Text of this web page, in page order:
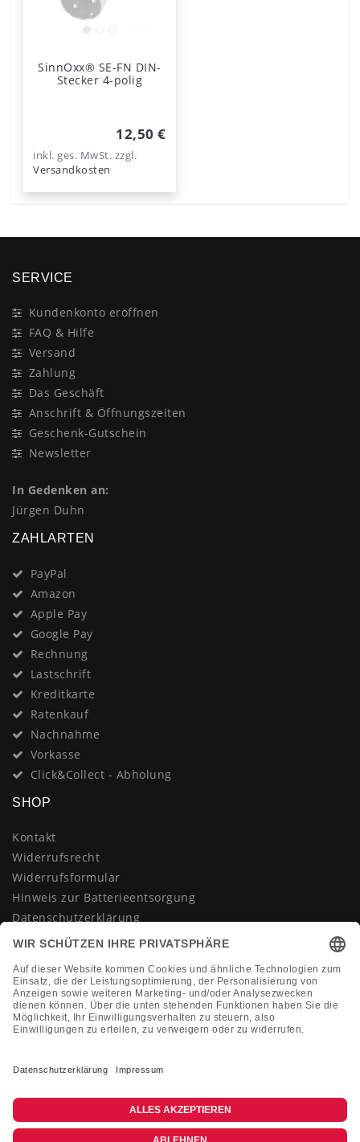
SinnOxx® SE-FN DIN-
Stecker 4-polig
12,50 €
inkl. ges. MwSt. zzgl.
Versandkosten
SERVICE
Kundenkonto eröffnen
FAQ & Hilfe
Versand
Zahlung
Das Geschäft
Anschrift & Öffnungszeiten
Geschenk-Gutschein
Newsletter
In Gedenken an:
Jürgen Duhn
ZAHLARTEN
PayPal
Amazon
Apple Pay
Google Pay
Rechnung
Lastschrift
Kreditkarte
Ratenkauf
Nachnahme
Vorkasse
Click&Collect - Abholung
SHOP
Kontakt
Widerrufsrecht
Widerrufsformular
Hinweis zur Batterieentsorgung
Datenschutzerklärung
AGB
Vertrag widerrufen
KONTAKT
+49 (0)2133 210433
shop@dienadel.de
Kieler Str. 18 - 41540 Dormagen